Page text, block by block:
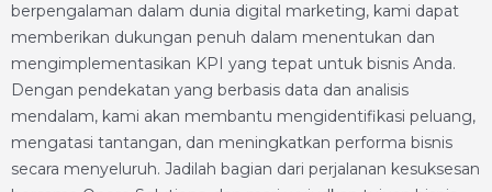
berpengalaman dalam dunia digital marketing, kami dapat
memberikan dukungan penuh dalam menentukan dan
mengimplementasikan KPI yang tepat untuk bisnis Anda.
Dengan pendekatan yang berbasis data dan analisis
mendalam, kami akan membantu mengidentifikasi peluang,
mengatasi tantangan, dan meningkatkan performa bisnis
secara menyeluruh. Jadilah bagian dari perjalanan kesuksesan